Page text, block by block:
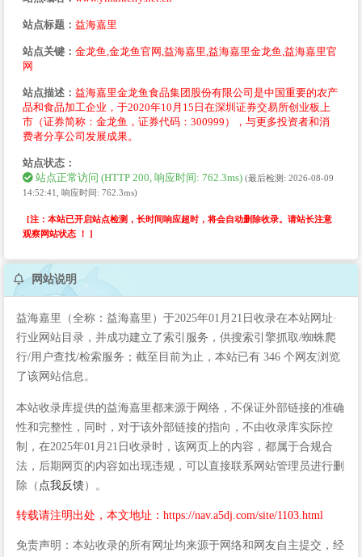
站点标题： 益海嘉里
站点关键： 金龙鱼,金龙鱼官网,益海嘉里,益海嘉里金龙鱼,益海嘉里官
网
站点描述： 益海嘉里金龙鱼食品集团股份有限公司是中国重要的农产
品和食品加工企业，于2020年10月15日在深圳证券交易所创业板上
市（证券简称：金龙鱼，证券代码：300999），与更多投资者和消
费者分享公司发展成果。
站点状态：
站点正常访问 (HTTP 200, 响应时间: 762.3ms) (最后检测: 2026-08-09
14:52:41, 响应时间: 762.3ms)
[注：本站已开启站点检测，长时间响应超时，将会自动删除收录。请站长注意
观察网站状态 ！ ]
网站说明
益海嘉里（全称：益海嘉里）于2025年01月21日收录在本站网址·
行业网站目录，并成功建立了索引服务，供搜索引擎抓取/蜘蛛爬
行/用户查找/检索服务；截至目前为止，本站已有 346 个网友浏览
了该网站信息。
本站收录库提供的益海嘉里都来源于网络，不保证外部链接的准确
性和完整性，同时，对于该外部链接的指向，不由收录库实际控
制，在2025年01月21日收录时，该网页上的内容，都属于合规合
法，后期网页的内容如出现违规，可以直接联系网站管理员进行删
除（ 点我反馈）。
转载请注明出处，本文地址：https://nav.a5dj.com/site/1103.html
免责声明：本站收录的所有网址均来源于网络和网友自主提交，经